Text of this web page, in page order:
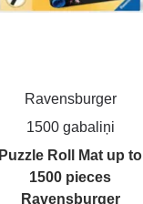
Ravensburger
1500 gabaliņi
Puzzle Roll Mat up to
1500 pieces
Ravensburger